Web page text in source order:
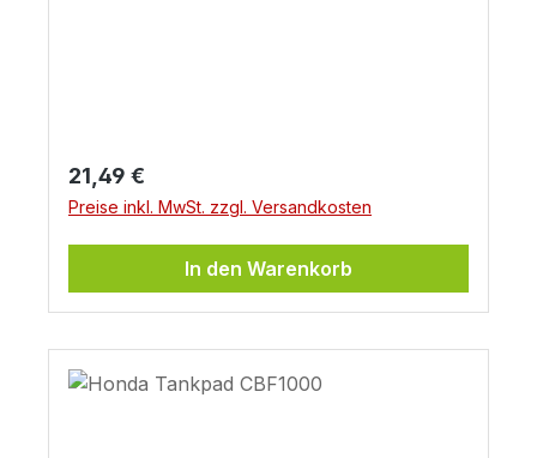
Regulärer Preis:
21,49 €
Preise inkl. MwSt. zzgl. Versandkosten
In den Warenkorb